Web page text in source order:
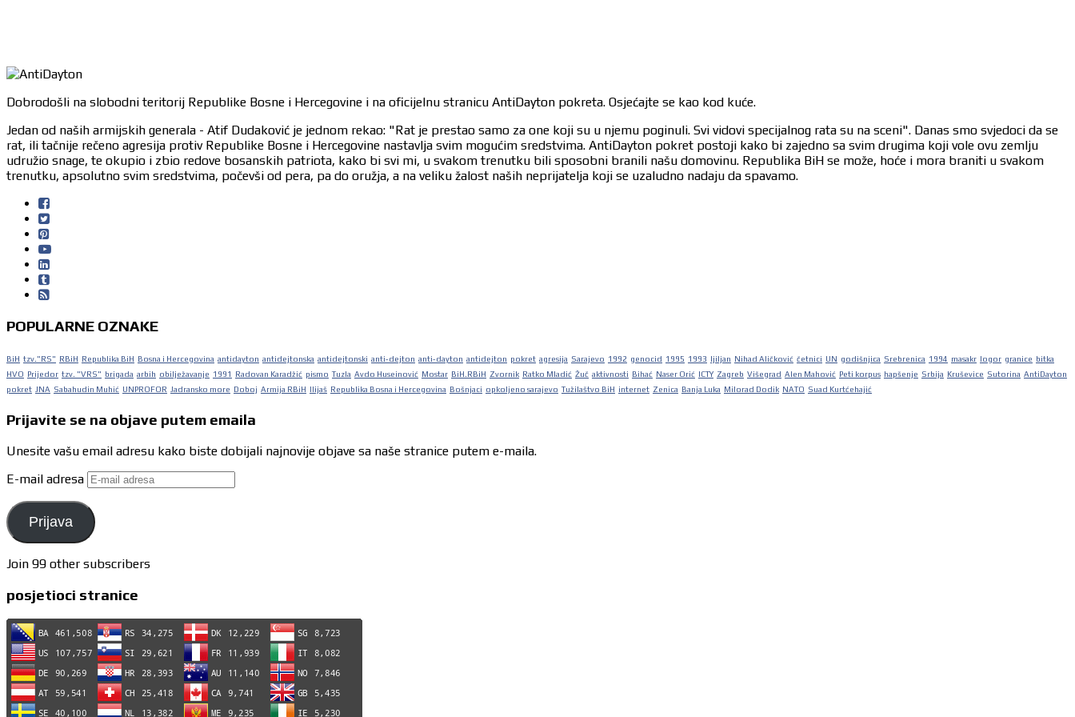
Dobrodošli na slobodni teritorij Republike Bosne i Hercegovine i na oficijelnu stranicu AntiDayton pokreta. Osjećajte se kao kod kuće.
Jedan od naših armijskih generala - Atif Dudaković je jednom rekao: "Rat je prestao samo za one koji su u njemu poginuli. Svi vidovi specijalnog rata su na sceni". Danas smo svjedoci da se
rat, ili tačnije rečeno agresija protiv Republike Bosne i Hercegovine nastavlja svim mogućim sredstvima. AntiDayton pokret postoji kako bi zajedno sa svim drugima koji vole ovu zemlju
udružio snage, te okupio i zbio redove bosanskih patriota, kako bi svi mi, u svakom trenutku bili sposobni branili našu domovinu. Republika BiH se može, hoće i mora braniti u svakom
trenutku, apsolutno svim sredstvima, počevši od pera, pa do oružja, a na veliku žalost naših neprijatelja koji se uzaludno nadaju da spavamo.
POPULARNE OZNAKE
BiH tzv."RS" RBiH Republika BiH Bosna i Hercegovina antidayton antidejtonska antidejtonski anti-dejton anti-dayton antidejton pokret agresija Sarajevo 1992 genocid 1995 1993 ljiljan Nihad Aličković četnici UN godišnjica Srebrenica 1994 masakr logor granice bitka
HVO Prijedor tzv. "VRS" brigada arbih obilježavanje 1991 Radovan Karadžić pismo Tuzla Avdo Huseinović Mostar BiH.RBiH Zvornik Ratko Mladić Žuč aktivnosti Bihać Naser Orić ICTY Zagreb Višegrad Alen Mahović Peti korpus hapšenje Srbija Kruševice Sutorina AntiDayton
pokret JNA Sabahudin Muhić UNPROFOR Jadransko more Doboj Armija RBiH Ilijaš Republika Bosna i Hercegovina Bošnjaci opkoljeno sarajevo Tužilaštvo BiH internet Zenica Banja Luka Milorad Dodik NATO Suad Kurtćehajić
Prijavite se na objave putem emaila
Unesite vašu email adresu kako biste dobijali najnovije objave sa naše stranice putem e-maila.
E-mail adresa
Prijava
Join 99 other subscribers
posjetioci stranice